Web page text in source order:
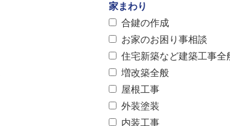
家まわり
合鍵の作成
お家のお困り事相談
住宅新築など建築工事全
増改築全般
屋根工事
外装塗装
内装工事